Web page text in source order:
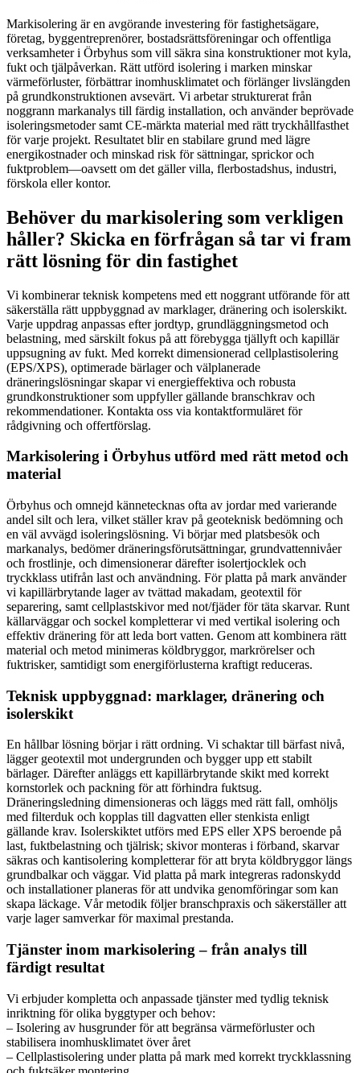
Markisolering är en avgörande investering för fastighetsägare,
företag, byggentreprenörer, bostadsrättsföreningar och offentliga
verksamheter i Örbyhus som vill säkra sina konstruktioner mot kyla,
fukt och tjälpåverkan. Rätt utförd isolering i marken minskar
värmeförluster, förbättrar inomhusklimatet och förlänger livslängden
på grundkonstruktionen avsevärt. Vi arbetar strukturerat från
noggrann markanalys till färdig installation, och använder beprövade
isoleringsmetoder samt CE-märkta material med rätt tryckhållfasthet
för varje projekt. Resultatet blir en stabilare grund med lägre
energikostnader och minskad risk för sättningar, sprickor och
fuktproblem—oavsett om det gäller villa, flerbostadshus, industri,
förskola eller kontor.
Behöver du markisolering som verkligen
håller? Skicka en förfrågan så tar vi fram
rätt lösning för din fastighet
Vi kombinerar teknisk kompetens med ett noggrant utförande för att
säkerställa rätt uppbyggnad av marklager, dränering och isolerskikt.
Varje uppdrag anpassas efter jordtyp, grundläggningsmetod och
belastning, med särskilt fokus på att förebygga tjällyft och kapillär
uppsugning av fukt. Med korrekt dimensionerad cellplastisolering
(EPS/XPS), optimerade bärlager och välplanerade
dräneringslösningar skapar vi energieffektiva och robusta
grundkonstruktioner som uppfyller gällande branschkrav och
rekommendationer. Kontakta oss via kontaktformuläret för
rådgivning och offertförslag.
Markisolering i Örbyhus utförd med rätt metod och
material
Örbyhus och omnejd kännetecknas ofta av jordar med varierande
andel silt och lera, vilket ställer krav på geoteknisk bedömning och
en väl avvägd isoleringslösning. Vi börjar med platsbesök och
markanalys, bedömer dräneringsförutsättningar, grundvattennivåer
och frostlinje, och dimensionerar därefter isolertjocklek och
tryckklass utifrån last och användning. För platta på mark använder
vi kapillärbrytande lager av tvättad makadam, geotextil för
separering, samt cellplastskivor med not/fjäder för täta skarvar. Runt
källarväggar och sockel kompletterar vi med vertikal isolering och
effektiv dränering för att leda bort vatten. Genom att kombinera rätt
material och metod minimeras köldbryggor, markrörelser och
fuktrisker, samtidigt som energiförlusterna kraftigt reduceras.
Teknisk uppbyggnad: marklager, dränering och
isolerskikt
En hållbar lösning börjar i rätt ordning. Vi schaktar till bärfast nivå,
lägger geotextil mot undergrunden och bygger upp ett stabilt
bärlager. Därefter anläggs ett kapillärbrytande skikt med korrekt
kornstorlek och packning för att förhindra fuktsug.
Dräneringsledning dimensioneras och läggs med rätt fall, omhöljs
med filterduk och kopplas till dagvatten eller stenkista enligt
gällande krav. Isolerskiktet utförs med EPS eller XPS beroende på
last, fuktbelastning och tjälrisk; skivor monteras i förband, skarvar
säkras och kantisolering kompletterar för att bryta köldbryggor längs
grundbalkar och väggar. Vid platta på mark integreras radonskydd
och installationer planeras för att undvika genomföringar som kan
skapa läckage. Vår metodik följer branschpraxis och säkerställer att
varje lager samverkar för maximal prestanda.
Tjänster inom markisolering – från analys till
färdigt resultat
Vi erbjuder kompletta och anpassade tjänster med tydlig teknisk
inriktning för olika byggtyper och behov:
– Isolering av husgrunder för att begränsa värmeförluster och
stabilisera inomhusklimatet över året
– Cellplastisolering under platta på mark med korrekt tryckklassning